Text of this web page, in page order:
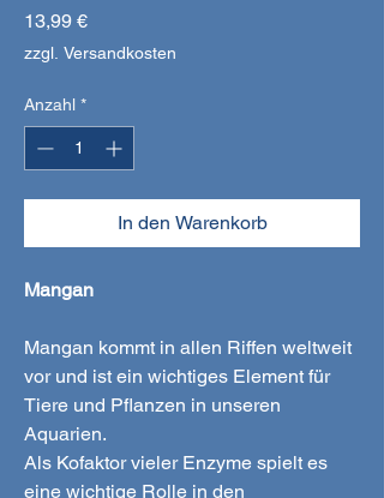
13,99 €Preis
zzgl. Versandkosten
Anzahl *
In den Warenkorb
Mangan
Mangan kommt in allen Riffen weltweit
vor und ist ein wichtiges Element für
Tiere und Pflanzen in unseren
Aquarien.
Als Kofaktor vieler Enzyme spielt es
eine wichtige Rolle in den